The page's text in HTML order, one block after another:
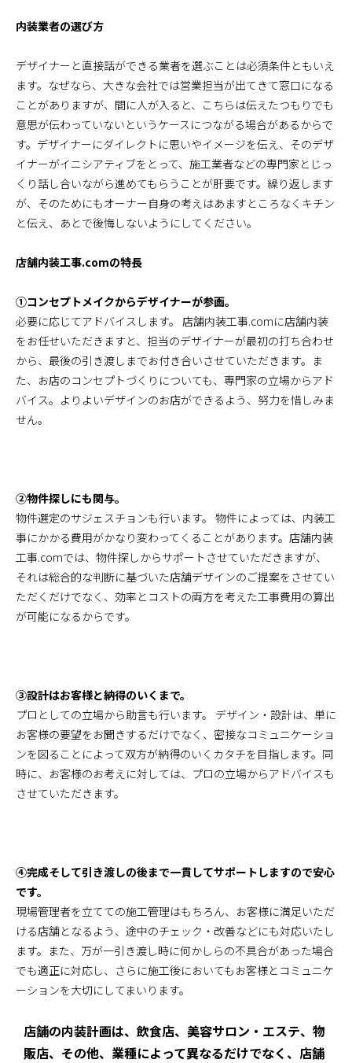
内装業者の選び方
デザイナーと直接話ができる業者を選ぶことは必須条件ともいえ
ます。なぜなら、大きな会社では営業担当が出てきて窓口になる
ことがありますが、間に人が入ると、こちらは伝えたつもりでも
意思が伝わっていないというケースにつながる場合があるからで
す。デザイナーにダイレクトに思いやイメージを伝え、そのデザ
イナーがイニシアティブをとって、施工業者などの専門家とじっ
くり話し合いながら進めてもらうことが肝要です。繰り返します
が、そのためにもオーナー自身の考えはあますところなくキチン
と伝え、あとで後悔しないようにしてください。
店舗内装工事.comの特長
①コンセプトメイクからデザイナーが参画。
必要に応じてアドバイスします。 店舗内装工事.comに店舗内装
をお任せいただきますと、担当のデザイナーが最初の打ち合わせ
から、最後の引き渡しまでお付き合いさせていただきます。ま
た、お店のコンセプトづくりについても、専門家の立場からアド
バイス。よりよいデザインのお店ができるよう、努力を惜しみま
せん。
②物件探しにも関与。
物件選定のサジェスチョンも行います。 物件によっては、内装工
事にかかる費用がかなり変わってくることがあります。店舗内装
工事.comでは、物件探しからサポートさせていただきますが、
それは総合的な判断に基づいた店舗デザインのご提案をさせてい
ただくだけでなく、効率とコストの両方を考えた工事費用の算出
が可能になるからです。
③設計はお客様と納得のいくまで。
プロとしての立場から助言も行います。 デザイン・設計は、単に
お客様の要望をお聞きするだけでなく、密接なコミュニケーショ
ンを図ることによって双方が納得のいくカタチを目指します。同
時に、お客様のお考えに対しては、プロの立場からアドバイスも
させていただきます。
④完成そして引き渡しの後まで一貫してサポートしますので安心
です。
現場管理者を立てての施工管理はもちろん、お客様に満足いただ
ける店舗となるよう、途中のチェック・改善などにも対応いたし
ます。また、万が一引き渡し時に何かしらの不具合があった場合
でも適正に対応し、さらに施工後においてもお客様とコミュニケ
ーションを大切にしてまいります。
店舗の内装計画は、飲食店、美容サロン・エステ、物
販店、その他、業種によって異なるだけでなく、店舗